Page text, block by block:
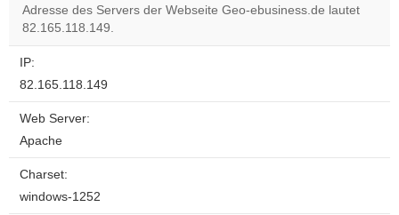
website?
Adresse des Servers der Webseite Geo-ebusiness.de lautet
82.165.118.149.
IP:
82.165.118.149
Web Server:
Apache
Charset:
windows-1252